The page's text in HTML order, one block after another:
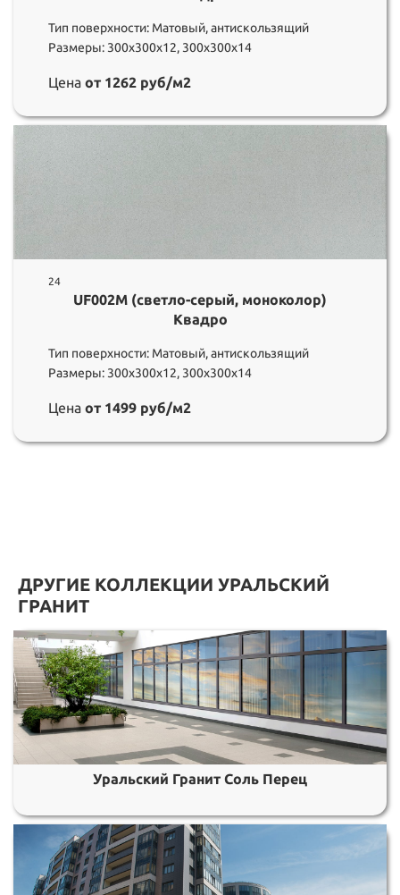
Тип поверхности: Матовый, антискользящий
Размеры: 300х300х12, 300х300х14
Цена от 1262 руб/м2
24
UF002M (светло-серый, моноколор)
Квадро
Тип поверхности: Матовый, антискользящий
Размеры: 300х300х12, 300х300х14
Цена от 1499 руб/м2
ДРУГИЕ КОЛЛЕКЦИИ УРАЛЬСКИЙ
ГРАНИТ
Уральский Гранит Соль Перец